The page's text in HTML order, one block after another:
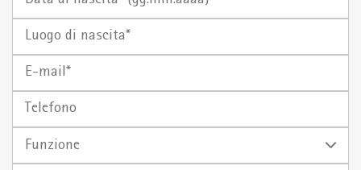
Data di
nascita*
(gg.mm.aaaa)
Luogo
nascita
Telefono
Funzione